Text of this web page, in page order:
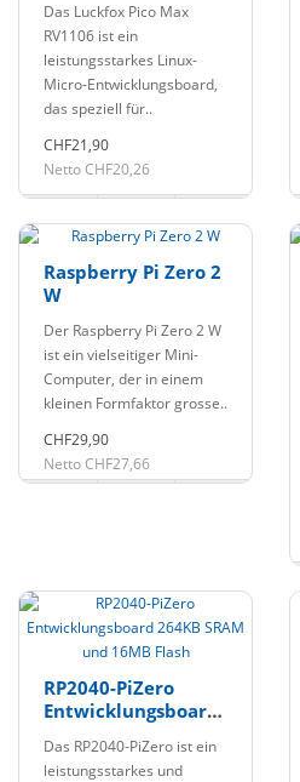
256MB Flash und
Ethernet
Das Luckfox Pico Max
RV1106 ist ein
leistungsstarkes Linux-
Micro-Entwicklungsboard,
das speziell für..
CHF21,90
Netto CHF20,26
Raspberry Pi Zero 2
W
Der Raspberry Pi Zero 2 W
ist ein vielseitiger Mini-
Computer, der in einem
kleinen Formfaktor grosse..
CHF29,90
Netto CHF27,66
RP2040-PiZero
Entwicklungsboard
16MB Flash
Das RP2040-PiZero ist ein
leistungsstarkes und